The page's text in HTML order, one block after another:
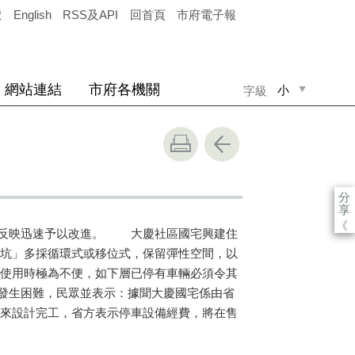
English RSS及API 回首頁 市府電子報
字級 小
網站連結 市府各機關
分
享
《
反映迅速予以改進。 大慶社區國宅興建住
」多採循環式或移位式，保留彈性空間，以
時極為不便，如下層已停有車輛必須令其
生困難，民眾並表示：據聞大慶國宅係由省
計完工，省方表示停車設備經費，將在售